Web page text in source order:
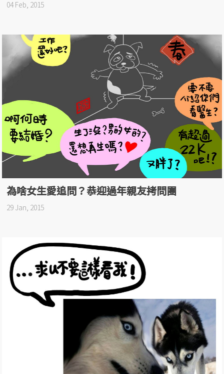
04 Feb, 2015
為啥女生愛追問？恭迎過年親友拷問團
29 Jan, 2015